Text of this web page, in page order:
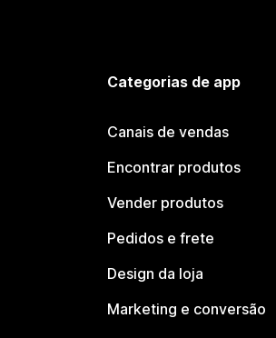
Categorias de app
Canais de vendas
Encontrar produtos
Vender produtos
Pedidos e frete
Design da loja
Marketing e conversão